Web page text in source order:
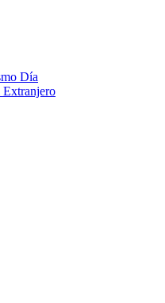
Día
Extranjero